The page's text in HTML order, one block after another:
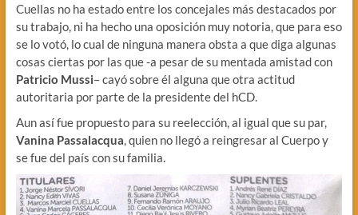
Cuellas no ha estado entre los concejales más destacados por
su trabajo, ni ha hecho una oposición muy notoria, que para eso
se lo votó, lo cual de ninguna manera obsta a que diga algunas
cosas ciertas por las que -a pesar de su mentada amistad con
Patricio Mussi– cayó sobre él alguna que otra actitud
autoritaria por parte de la presidente del hCD.
Aun así fue propuesto para su reelección, al igual que su par,
Vanina Passalacqua, quien no llegó a reingresar al Cuerpo y
se fue del país con su familia.